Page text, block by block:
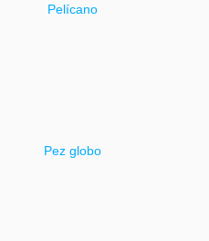
Pelícano
Pez globo